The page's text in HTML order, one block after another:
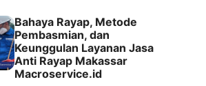
Bahaya Rayap, Metode
Pembasmian, dan
Keunggulan Layanan Jasa
Anti Rayap Makassar
Macroservice.id